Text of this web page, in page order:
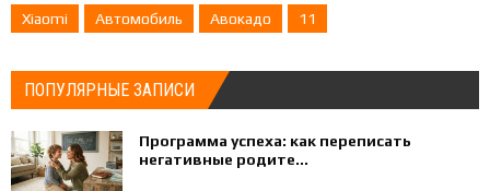
Xiaomi Автомобиль Авокадо 11
ПОПУЛЯРНЫЕ ЗАПИСИ
Программа успеха: как переписать
негативные родите...